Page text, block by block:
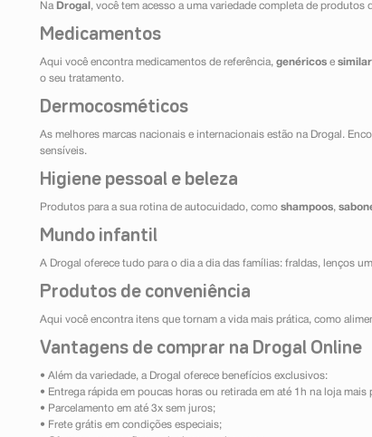
Na Drogal , você tem acesso a uma variedade completa de
Medicamentos
Aqui você encontra medicamentos de referência, genéricos e
o seu tratamento.
Dermocosméticos
As melhores marcas nacionais e internacionais estão na Drogal.
sensíveis.
Higiene pessoal e beleza
Produtos para a sua rotina de autocuidado, como shampoos,
Mundo infantil
A Drogal oferece tudo para o dia a dia das famílias: fraldas, lenços
Produtos de conveniência
Aqui você encontra itens que tornam a vida mais prática, como
Vantagens de comprar na Drogal Online
• Além da variedade, a Drogal oferece benefícios exclusivos:
• Entrega rápida em poucas horas ou retirada em até 1h na loja mais
• Parcelamento em até 3x sem juros;
• Frete grátis em condições especiais;